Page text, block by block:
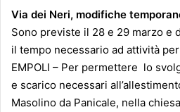
Via dei Neri, modifiche
Sono previste il 28 e 29 marzo e
il tempo necessario ad attività
EMPOLI – Per permettere lo
e scarico necessari
Masolino da Panicale, nella